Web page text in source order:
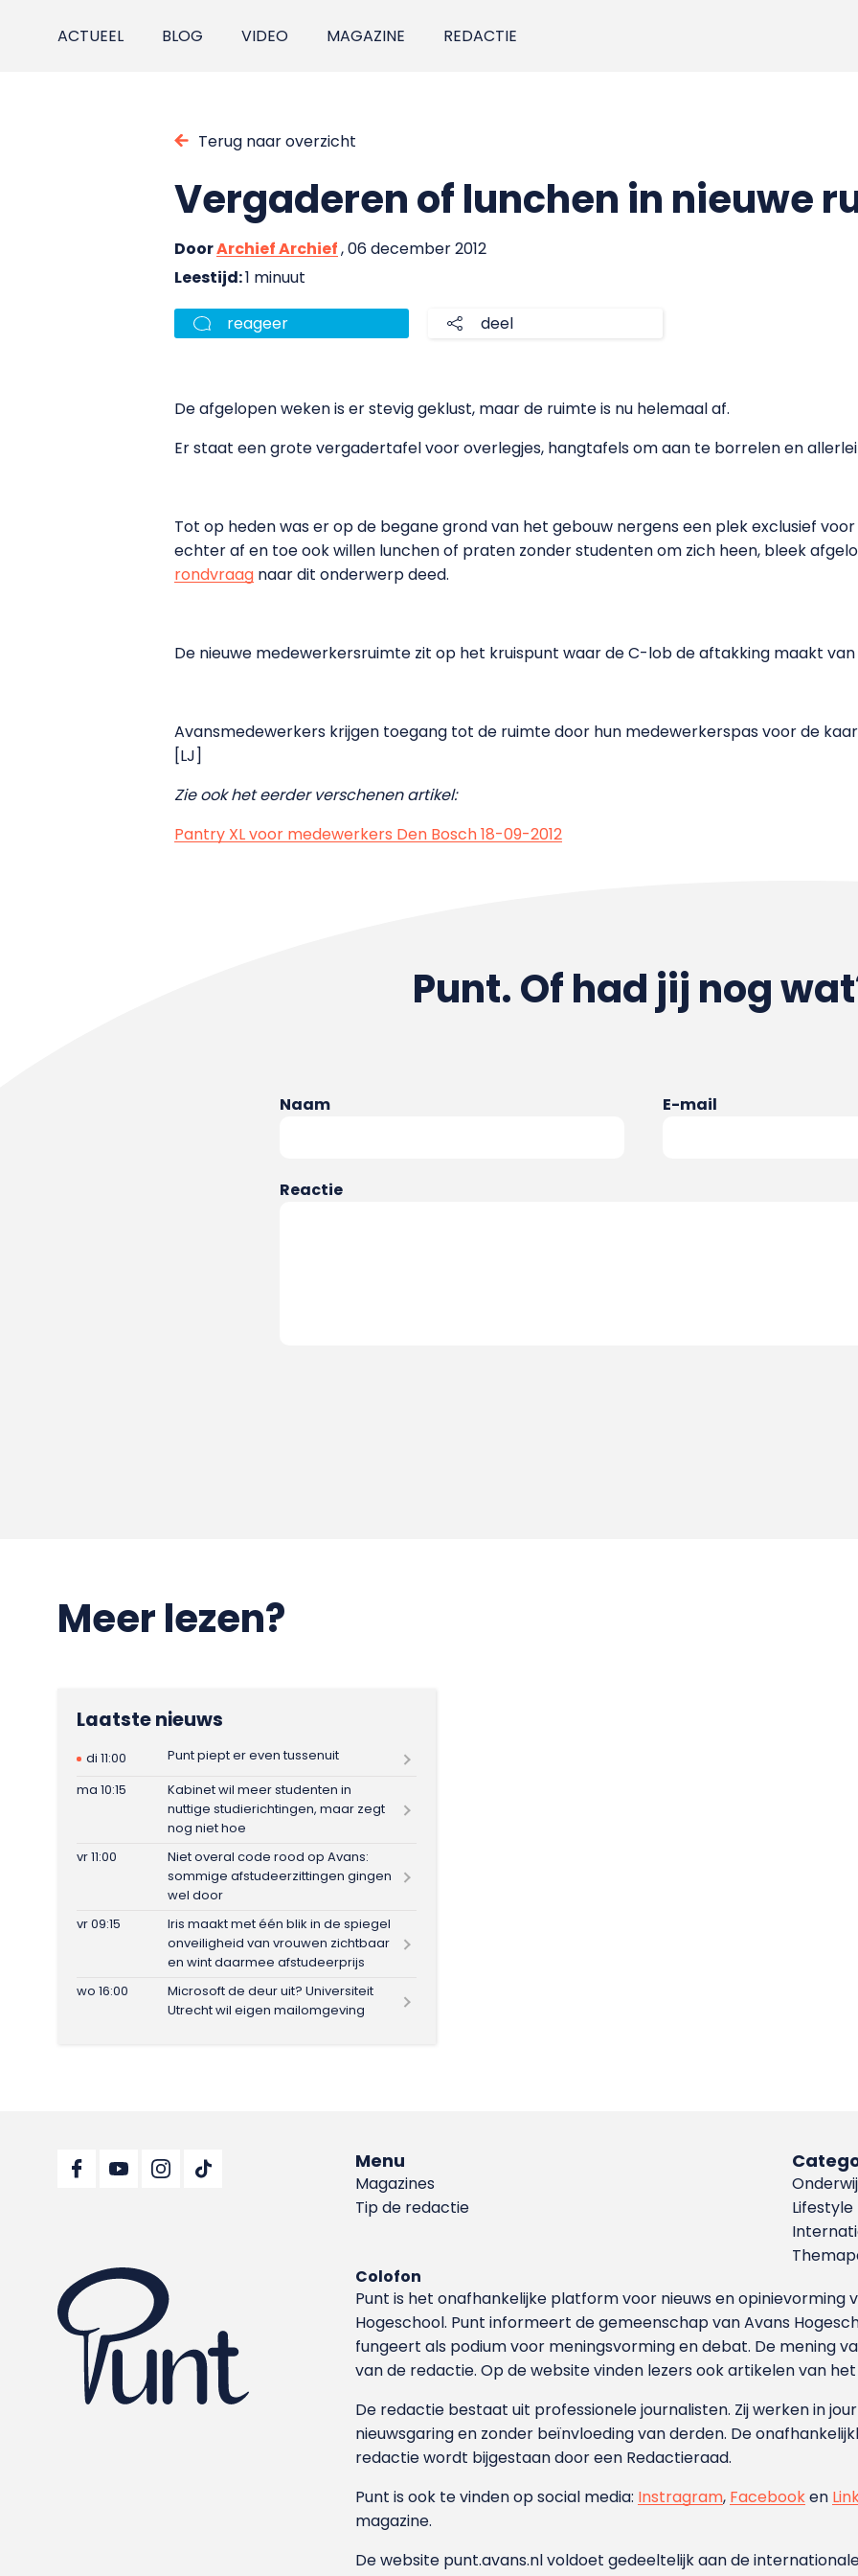
ACTUEEL BLOG VIDEO MAGAZINE REDACTIE
Terug naar overzicht
Vergaderen of lunchen in nieuwe
DoorArchief Archief, 06 december 2012
Leestijd:1 minuut
reageer deel
De afgelopen weken is er stevig geklust, maar de ruimte is nu helemaal af.
Er staat een grote vergadertafel voor overlegjes, hangtafels om aan te borrelen en
Tot op heden was er op de begane grond van het gebouw nergens een plek exclusief
echter af en toe ook willen lunchen of praten zonder studenten om zich heen, bleek
rondvraag naar dit onderwerp deed.
De nieuwe medewerkersruimte zit op het kruispunt waar de C-lob de aftakking maakt
Avansmedewerkers krijgen toegang tot de ruimte door hun medewerkerspas voor de
[LJ]
Zie ook het eerder verschenen artikel:
Pantry XL voor medewerkers Den Bosch 18-09-2012
Punt. Of had jij nog
Naam E-mail
Reactie
Meer lezen?
Laatste nieuws
di 11:00
Punt piept er even tussenuit
ma 10:15
Kabinet wil meer studenten in
nuttige studierichtingen, maar zegt
nog niet hoe
vr 11:00
Niet overal code rood op Avans:
sommige afstudeerzittingen gingen
wel door
vr 09:15
Iris maakt met één blik in de spiegel
onveiligheid van vrouwen zichtbaar
en wint daarmee afstudeerprijs
wo 16:00
Microsoft de deur uit? Universiteit
Utrecht wil eigen mailomgeving
Menu
Magazines
Tip de redactie
Lifestyle
Colofon
Punt is het onafhankelijke platform voor nieuws en
Hoge­school. Punt informeert de gemeenschap van Avans
fungeert als podium voor meningsvorming en debat. De mening
van de redactie. Op de website vinden lezers ook artikelen van
De redactie bestaat uit professionele journalisten. Zij werken in
nieuwsgaring en zonder beïnvloeding van derden. De
redactie wordt bijgestaan door een Redactieraad.
Punt is ook te vinden op social media: Instragram, Facebooken
magazine.
De website punt.avans.nl voldoet gedeeltelijk aan de